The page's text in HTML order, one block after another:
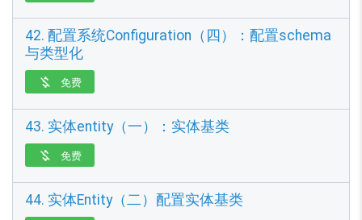
42. 配置系统Configuration（四）：配置schema
与类型化
 免费
43. 实体entity（一）：实体基类
 免费
44. 实体Entity（二）配置实体基类